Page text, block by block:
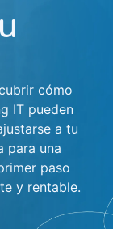
cómo
IT pueden
a tu
para una
paso
y rentable.